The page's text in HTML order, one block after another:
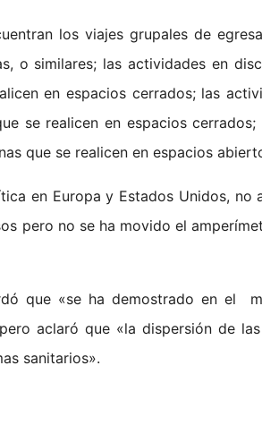
los viajes grupales de
o similares; las actividades en
en espacios cerrados; las
se realicen en espacios
que se realicen en espacios
en Europa y Estados Unidos, no
pero no se ha movido el
que «se ha demostrado en el
aclaró que «la dispersión de
sanitarios».